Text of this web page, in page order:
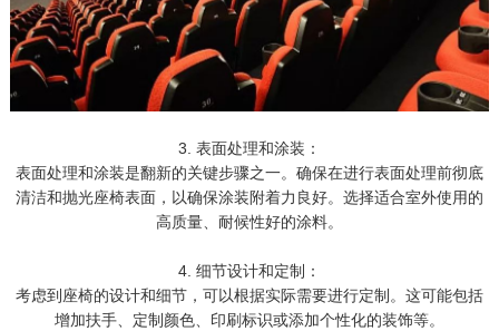
3. 表面处理和涂装：
表面处理和涂装是翻新的关键步骤之一。确保在进行表面处理前彻底
清洁和抛光座椅表面，以确保涂装附着力良好。选择适合室外使用的
高质量、耐候性好的涂料。
4. 细节设计和定制：
考虑到座椅的设计和细节，可以根据实际需要进行定制。这可能包括
增加扶手、定制颜色、印刷标识或添加个性化的装饰等。